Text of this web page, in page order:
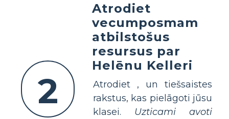
2
Atrodiet
vecumposmam
atbilstošus
resursus par
Helēnu Kelleri
Atrodiet , un tiešsaistes
rakstus, kas pielāgoti jūsu
klasei. Uzticami avoti